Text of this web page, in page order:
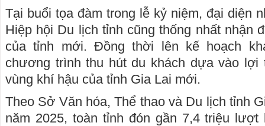
Tại buổi tọa đàm trong lễ kỷ niệm, đại diện
Hiệp hội Du lịch tỉnh cũng thống nhất nhận
của tỉnh mới. Đồng thời lên kế hoạch
chương trình thu hút du khách dựa vào lợi
vùng khí hậu của tỉnh Gia Lai mới.
Theo Sở Văn hóa, Thể thao và Du lịch tỉnh
năm 2025, toàn tỉnh đón gần 7,4 triệu